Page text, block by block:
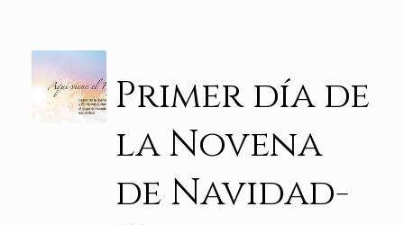
Primer día de
la Novena
de Navidad-